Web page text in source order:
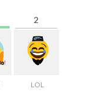
2
LOL